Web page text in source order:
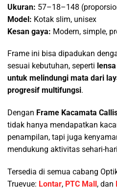
Ukuran: 57–18–148
Model: Kotak slim, unisex
Kesan gaya: Modern, simple,
Frame ini bisa dipadukan
sesuai kebutuhan, seperti
untuk melindungi mata dari
progresif multifungsi.
Dengan Frame Kacamata
tidak hanya mendapatkan
penampilan, tapi juga
mendukung aktivitas sehari-
Tersedia di semua cabang
Truevue: Lontar, PTC Mall, dan